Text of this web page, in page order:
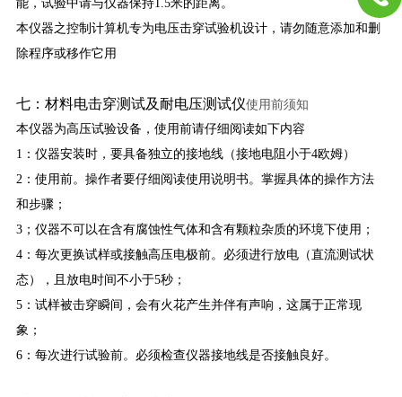
能，试验中请与仪器保持1.5米的距离。
本仪器之控制计算机专为电压击穿试验机设计，请勿随意添加和删
除程序或移作它用
七： 材料电击穿测试及耐电压测试仪使用前须知
本仪器为高压试验设备，使用前请仔细阅读如下内容
1：仪器安装时，要具备独立的接地线（接地电阻小于4欧姆）
2：使用前。操作者要仔细阅读使用说明书。掌握具体的操作方法
和步骤；
3；仪器不可以在含有腐蚀性气体和含有颗粒杂质的环境下使用；
4：每次更换试样或接触高压电极前。必须进行放电（直流测试状
态），且放电时间不小于5秒；
5：试样被击穿瞬间，会有火花产生并伴有声响，这属于正常现
象；
6：每次进行试验前。必须检查仪器接地线是否接触良好。